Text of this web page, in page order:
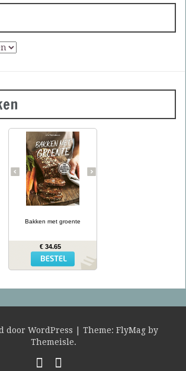
courgettebaguettes,
wortelbroodjes en
roggecrackers met
knolselderij: wanneer je
groente in het deeg doet,
krijg je mals en kleurrijk
brood dat ook nog eens
gezonder is dan gewoon
brood. In Bakken met
kookboekenauteur en
recepten (waarvan vele
glutenvrij) voor broden,
bolletjes, baguettes,
crackers en zoete
is niet alleen heerlijk,
… lees meer
Bakken met groente
€ 34.65
door WordPress | Theme: FlyMagby
Themeisle.